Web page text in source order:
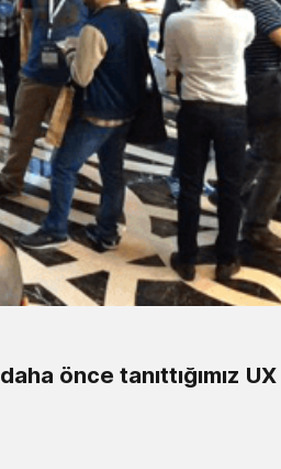
daha önce tanıttığımız UX